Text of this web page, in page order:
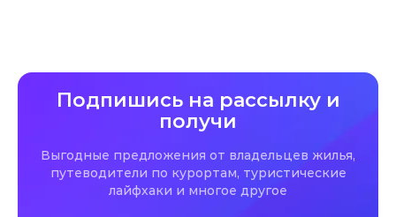
Подпишись на рассылку и
получи
Выгодные предложения от владельцев жилья,
путеводители по курортам, туристические
лайфхаки и многое другое